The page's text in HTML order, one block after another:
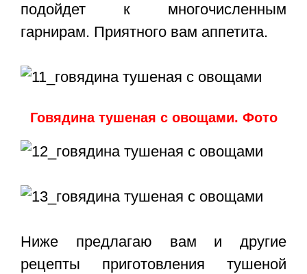
подойдет к многочисленным
гарнирам. Приятного вам аппетита.
Говядина тушеная с овощами. Фото
Ниже предлагаю вам и другие
рецепты приготовления тушеной